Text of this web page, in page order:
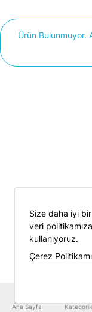
Ürün Bulunmuyor.
Ana Sayfa
Size daha iyi
veri
kullanıyoruz.
Çerez